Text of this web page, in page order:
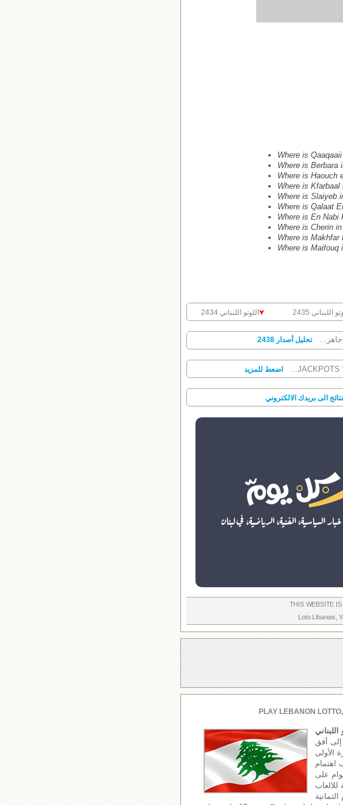
Where is
Where is Berbara
Where is Haouch
Where is Kfarbaal
Where is Slaiyeb
Where is Qalaat
Where is En Nabi
Where is Cherin
Where is Makhfar
Where is Maifouq
اللبناني 2435 اللوتو اللبناني 2434
تحليل أصدار 2438
اضعط للمزيد
الى بريدك الالكتروني
THIS WEBSITE
Loto Libanais ,
PLAY LEBANON
اللبناني
إلى أفق
الأولى
اهتمام
على
للالعاب
الثمانية